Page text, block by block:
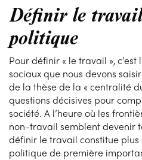
Définir le
politique
Pour définir « le travail »,
sociaux que nous devons
de la thèse de la « centralité
questions décisives pour
société. A l’heure où les
non-travail semblent devenir
définir le travail constitue
politique de première